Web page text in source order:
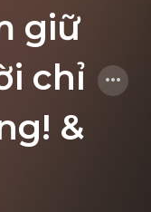
giữ
chỉ
&